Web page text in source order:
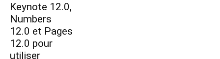
Keynote 12.0,
Numbers
12.0 et Pages
12.0 pour
utiliser